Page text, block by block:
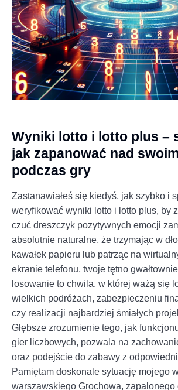
Wyniki lotto i lotto plus –
jak zapanować nad
podczas gry
Zastanawiałeś się kiedyś, jak szybko i
weryfikować wyniki lotto i lotto plus, by
czuć dreszczyk pozytywnych emocji
absolutnie naturalne, że trzymając w
kawałek papieru lub patrząc na
ekranie telefonu, twoje tętno
losowanie to chwila, w której ważą się
wielkich podróżach, zabezpieczeniu
czy realizacji najbardziej śmiałych
Głębsze zrozumienie tego, jak
gier liczbowych, pozwala na
oraz podejście do zabawy z
Pamiętam doskonale sytuację mojego
warszawskiego Grochowa, zapalonego